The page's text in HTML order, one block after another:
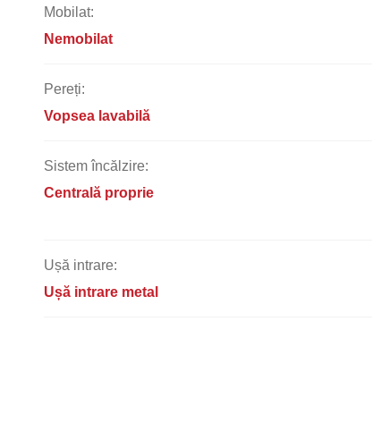
Mobilat:
Nemobilat
Pereți:
Vopsea lavabilă
Sistem încălzire:
Centrală proprie
Ușă intrare:
Ușă intrare metal